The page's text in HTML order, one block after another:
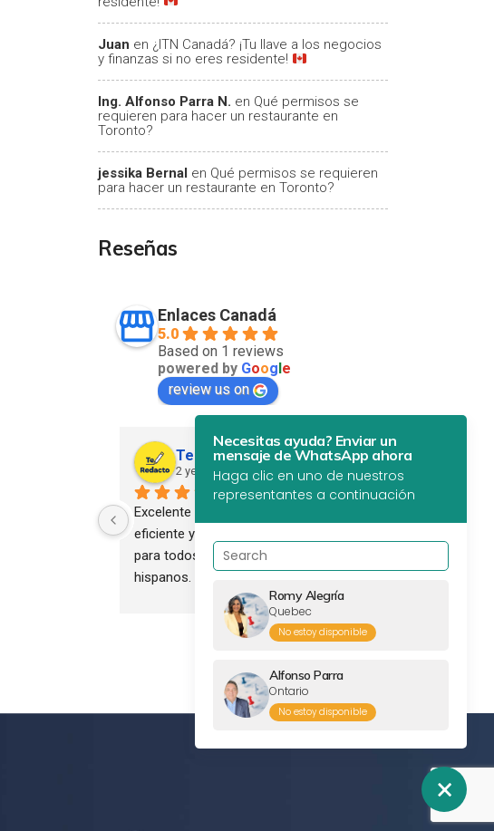
Juan en ¿ITN Canadá? ¡Tu llave a los negocios
y finanzas si no eres residente!
Ing. Alfonso Parra N. en Qué permisos se
requieren para hacer un restaurante en
Toronto?
jessika Bernal en Qué permisos se requieren
para hacer un restaurante en Toronto?
Reseñas
Enlaces Canadá
5.0
Based on 1 reviews
powered by Google
review us on
Te Redacto Global
2 years ago
Excelente servicio. Profesional,
eficiente y confiable. Recomendado
para todos los empresarios
hispanos.
Necesitas ayuda? Enviar un
mensaje de WhatsApp ahora
Haga clic en uno de nuestros
representantes a continuación
Romy Alegría
Quebec
No estoy disponible
Alfonso Parra
Ontario
No estoy disponible